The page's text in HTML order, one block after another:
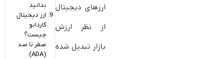
ارزهای دیجیتال
از نظر ارزش
بازار تبدیل شده
بدانید
ارز دیجیتال
کاردانو
چیست؟
صفر تا صد
(ADA)